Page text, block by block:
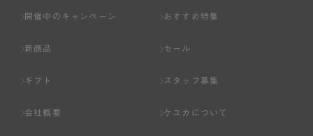
開催中のキャンペーン おすすめ特集
新商品 セール
ギフト スタッフ募集
会社概要 ケユカについて